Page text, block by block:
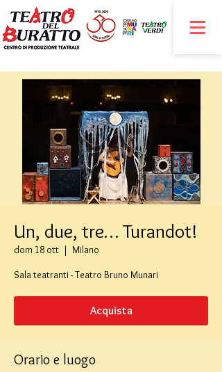
Un, due, tre… Turandot!
dom 18 ott
  |
Milano
Sala teatranti - Teatro Bruno Munari
Acquista
Orario e luogo